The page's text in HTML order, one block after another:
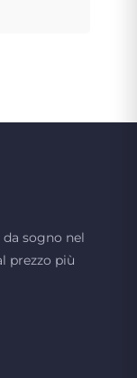
sogno nel
prezzo più